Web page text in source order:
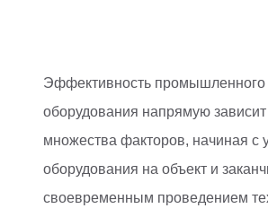
Эффективность промышленного
оборудования напрямую зависит
множества факторов, начиная с
оборудования на объект и
своевременным проведением